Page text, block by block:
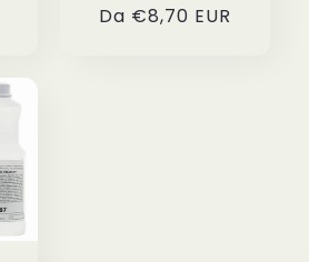
Prezzo
Da €8,70 EUR